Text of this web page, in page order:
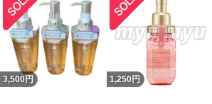
3,500 円 1,250 円